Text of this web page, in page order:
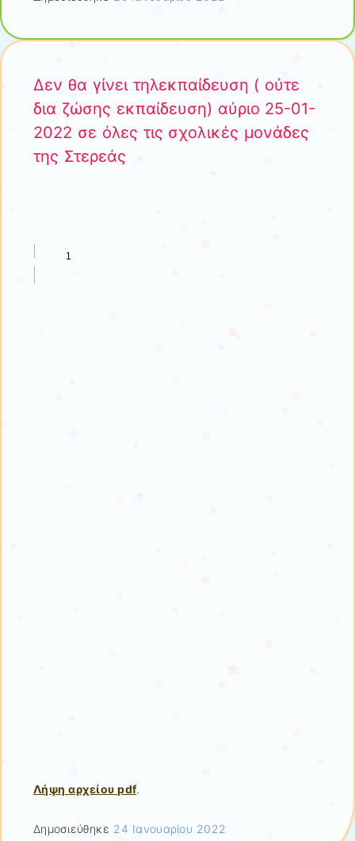
Δεν θα γίνει τηλεκπαίδευση ( ούτε
δια ζώσης εκπαίδευση) αύριο 25-01-
2022 σε όλες τις σχολικές μονάδες
της Στερεάς
Λήψη αρχείου pdf.
Δημοσιεύθηκε 24 Ιανουαρίου 2022